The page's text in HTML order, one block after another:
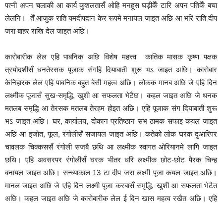
पत्नी अपन चलाकी आ कार्य कुशलतासँ ओहि मनहूस घड़ीकेँ टारि अपन पतिकेँ बचा
लेलनि। तेँ आजुक राति यमदीपदान केर रूपमे मनायल जाइत अछि आ भरि राति दीप
जरा बाहर राखि देल जाइत अछि।
कारोबारीक लेल एहि पाबनिक अछि विशेष महत्त्व कातिक मासक कृष्ण पक्षक
त्रयोदशीसँ धनतेरसक पूजाक संगहि दियाबाती शुरू भऽ जाइत अछि। कारोबार
केनिहारक लेल एहि पाबनिक बहुत बेसी महत्व अछि। लोकक मानब अछि जे एहि दिन
लक्ष्मीक पूजासँ सुख-समृद्धि, खुशी आ सफलता भेटैछ। कहल जाइत अछि जे धनक
मतलब समृद्धि आ तेरसक मतलब तेरहम होइत अछि। एहि पूजाक संग दियाबाती शुरू
भऽ जाइत अछि। घर, कार्यालय, दोकान प्रतिष्ठान सभ ठामक सफाइ कयल जाइत
अछि आ इजोत, फूल, रंगोलीसँ सजायल जाइत अछि। कतेको लोक घरक दुआरिपर
चावलक चिक्कससँ रंगोली सजबै छथि आ लक्ष्मीक स्वागत ओरियानमे लागि जाइत
छथि। एहि अवसरपर रंगोलीसँ घरक भीतर धरि लक्ष्मीक छोट-छोट पैरक चिन्ह
बनायल जाइत अछि। सन्ध्याकाल 13 टा दीप जरा लक्ष्मी पूजा कयल जाइत अछि।
मानल जाइत अछि जे एहि दिन लक्ष्मी पूजा करबासँ समृद्धि, खुशी आ सफलता भेटैत
अछि। कहल जाइत अछि जे कारोबारीक लेल ई दिन खास महत्व रखैत अछि। एहि